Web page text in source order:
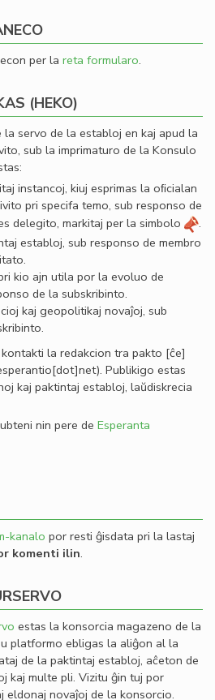
per la reta formularo.
(HEKO)
servo de la establoj en kaj apud la
sub la imprimaturo de la Konsulo
instancoj, kiuj esprimas la oﬁcialan
pri specifa temo, sub responso de
delegito, markitaj per la simbolo
.
establoj, sub responso de membro
kio ajn utila por la evoluo de
de la subskribinto.
kaj geopolitikaj novaĵoj, sub
la redakcion tra pakto [ĉe]
. Publikigo estas
kaj paktintaj establoj, laŭdiskrecia
nin pere de Esperanta
kanalo por resti ĝisdata pri la lastaj
komenti ilin.
estas la konsorcia magazeno de la
platformo ebligas la aliĝon al la
de la paktintaj establoj, aĉeton de
kaj multe pli. Vizitu ĝin tuj por
eldonaj novaĵoj de la konsorcio.